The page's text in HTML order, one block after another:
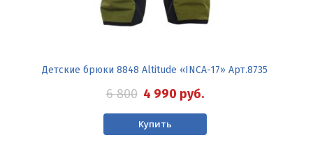
Детские брюки 8848 Altitude «INCA-17» Арт.8735
6 800 4 990 руб.
Купить